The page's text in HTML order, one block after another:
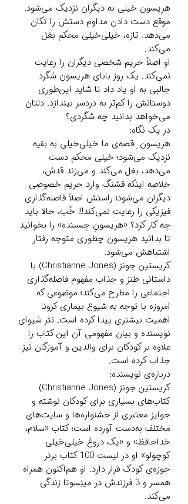
هریسون خیلی به دیگران نزدیک می‌شود.
موقع دست دادن مداوم دستش را تکان
می‌دهد. تازه، خیلی‌خیلی محکم بغل
می‌کند.
او اصلاً حریم شخصی دیگران را رعایت
نمی‌کند. یک روز بابای هریسون شگرد
جالبی به او یاد داد تا شاید این‌طوری
دوستانش را کم‌تر به دردسر بیندازد. دلتان
می‌خواهد بدانید چه شگردی؟
در یک نگاه:
هریسون ِ قصه‌ی ما خیلی‌خیلی به بقیه
نزدیک می‌شود؛ خیلی محکم دست
می‌دهد، بغل می‌کند و می‌زند قدش،
خلاصه اینکه قشنگ وارد حریم خصوصی
دیگران می‌شود؛ راستش اصلاً فاصله‌گذاری
فیزیکی را رعایت نمی‌کند!!! خُب، حالا باید
چه کار کرد؟ «هریسونِ چسبنده» را بخوانید
تا بدانید هریسون چطوری متوجه رفتار
اشتباهش می‌شود.
کریستین جونز (Christianne Jones) با
داستانی طنز و جذاب مفهوم فاصله‌گذاری
اجتماعی را مطرح می‌کند؛ موضوعی که
امروزه با توجه به شیوع بیماری کرونا
اهمیت بیشتری پیدا کرده است. نثر شیوای
نویسنده و بیان مفهومی آن این کتاب را
علاوه بر کودکان برای والدین و آموزگان نیز
جذاب کرده است.
درباره‌ی نویسنده:
کریستین جونز (Christianne Jones)
کتاب‌های بسیاری برای کودکان نوشته و
جوایز معتبری از جشنواره‌ها و سایت‌های
مختلف به‌دست آورده است؛ کتاب «سلام،
خداحافظ» و «یک دروغ خیلی‌خیلی
کوچولو» او در لیست 100 کتاب برتر
حوزه‌ی کودک قرار دارد. او هم‌اکنون همراه
همسر و 3 فرزندش در مینِسوتا زندگی
می‌کند.